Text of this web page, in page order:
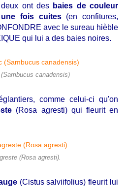
ont des baies de couleur
une fois cuites(en confitures,
avec le sureau hièble
qui lui a des baies noires.
canadensis)
comme celui-ci qu'on
(Rosa agresti) qui fleurit en
(Rosa agresti).
(Cistus salviifolius) fleurit lui